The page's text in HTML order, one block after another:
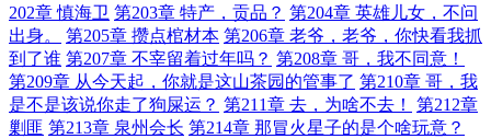
202章 慎海卫 第203章 特产，贡品？ 第204章 英雄儿女，不问
出身。
第205章 攒点棺材本 第206章 老爷，老爷，你快看我抓
到了谁 第207章 不宰留着过年吗？ 第208章 哥，我不同意！
第209章 从今天起，你就是这山茶园的管事了 第210章 哥，我
是不是该说你走了狗屎运？ 第211章 去，为啥不去！
第212章
剿匪 第213章 泉州会长 第214章 那冒火星子的是个啥玩意？